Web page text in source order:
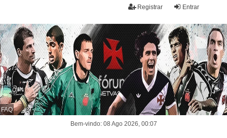
Entrar
Registrar
FAQ
Bem-vindo: 08 Ago 2026, 00:07